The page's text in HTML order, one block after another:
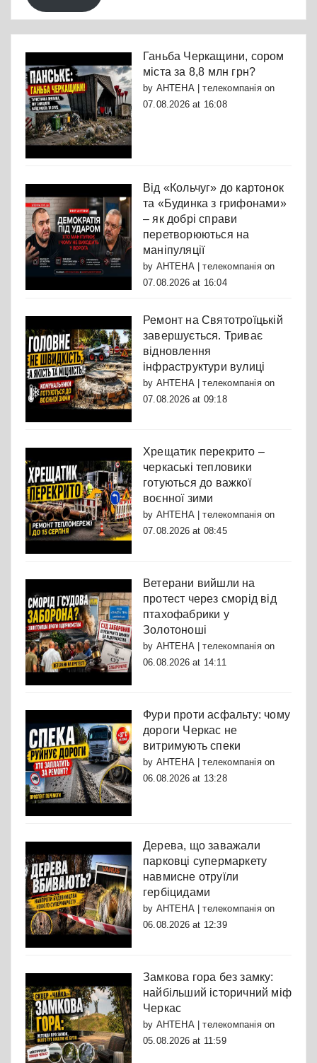
Ганьба Черкащини, сором
міста за 8,8 млн грн?
by АНТЕНА | телекомпаніяon
07.08.2026 at 16:08
Від «Кольчуг» до картонок
та «Будинка з грифонами»
– як добрі справи
перетворюються на
маніпуляції
by АНТЕНА | телекомпаніяon
07.08.2026 at 16:04
Ремонт на Святотроїцькій
завершується. Триває
відновлення
інфраструктури вулиці
by АНТЕНА | телекомпаніяon
07.08.2026 at 09:18
Хрещатик перекрито –
черкаські тепловики
готуються до важкої
воєнної зими
by АНТЕНА | телекомпаніяon
07.08.2026 at 08:45
Ветерани вийшли на
протест через сморід від
птахофабрики у
Золотоноші
by АНТЕНА | телекомпаніяon
06.08.2026 at 14:11
Фури проти асфальту: чому
дороги Черкас не
витримують спеки
by АНТЕНА | телекомпаніяon
06.08.2026 at 13:28
Дерева, що заважали
парковці супермаркету
навмисне отруїли
гербіцидами
by АНТЕНА | телекомпаніяon
06.08.2026 at 12:39
Замкова гора без замку:
найбільший історичний міф
Черкас
by АНТЕНА | телекомпаніяon
05.08.2026 at 11:59